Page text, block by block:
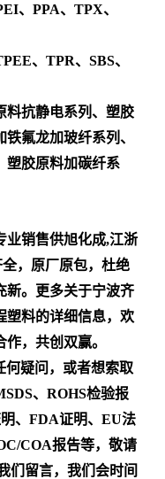
、PPA、TPX、
、TPR、SBS、
料抗静电系列、塑胶
氟龙加玻纤系列、
塑胶原料加碳纤系
业销售供旭化成,江浙
全，原厂原包，杜绝
新。更多关于宁波齐
塑料的详细信息，欢
，共创双赢。
何疑问，或者想索取
、ROHS检验报
、FDA证明、EU法
COA报告等，敬请
们留言，我们会时间